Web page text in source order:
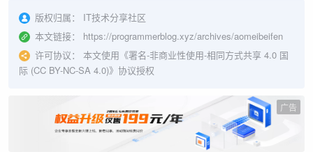
版权归属：
IT技术分享社区
本文链接：
https://programmerblog.xyz/archives/aomeibeifen
许可协议：
本文使用《署名-非商业性使用-相同方式共享 4.0 国
际 (CC BY-NC-SA 4.0)》协议授权
广告